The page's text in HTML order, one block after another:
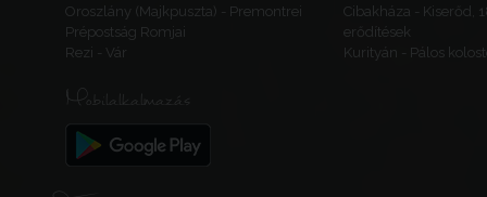
Oroszlány (Majkpuszta) - Premontrei
Prépostság Romjai
Cibakháza - Kiserőd,
erődítések
Rezi - Vár
Kurityán - Pálos
Mobilalkalmazás